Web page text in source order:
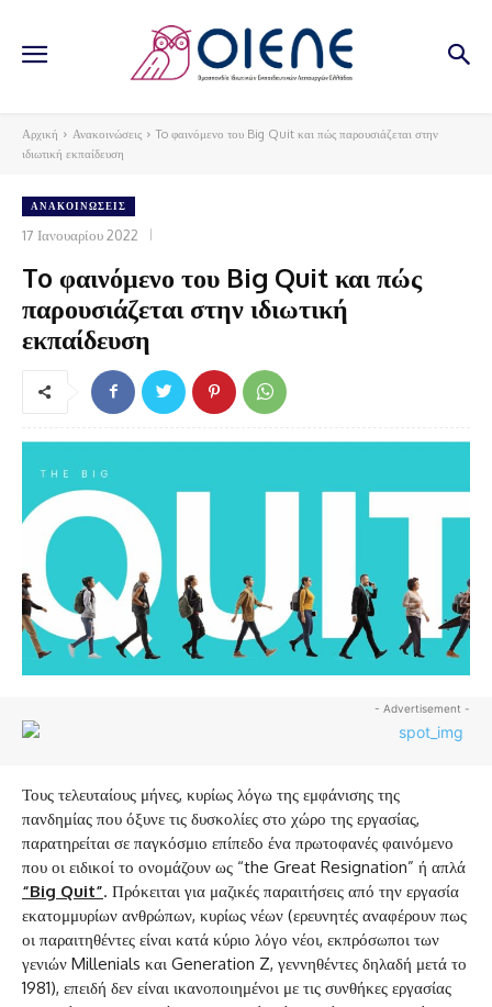
Αρχική Ανακοινώσεις
To φαινόμενο του Big Quit και πώς παρουσιάζεται στην
ιδιωτική εκπαίδευση
ΑΝΑΚΟΙΝΏΣΕΙΣ
17 Ιανουαρίου 2022
To φαινόμενο του Big Quit και πώς
παρουσιάζεται στην ιδιωτική
εκπαίδευση
- Advertisement -
Τους τελευταίους μήνες, κυρίως λόγω της εμφάνισης της
πανδημίας που όξυνε τις δυσκολίες στο χώρο της εργασίας,
παρατηρείται σε παγκόσμιο επίπεδο ένα πρωτοφανές φαινόμενο
που οι ειδικοί το ονομάζουν ως “the Great Resignation” ή απλά
“Big Quit”. Πρόκειται για μαζικές παραιτήσεις από την εργασία
εκατομμυρίων ανθρώπων, κυρίως νέων (ερευνητές αναφέρουν πως
οι παραιτηθέντες είναι κατά κύριο λόγο νέοι, εκπρόσωποι των
γενιών Millenials και Generation Z, γεννηθέντες δηλαδή μετά το
1981), επειδή δεν είναι ικανοποιημένοι με τις συνθήκες εργασίας